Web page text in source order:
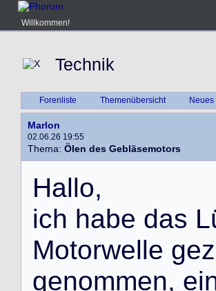
Willkommen!
Technik
Forenliste Themenübersicht Neues
Marlon
02.06.26 19:55
Thema: Ölen des Gebläsemotors
Hallo,
ich habe das L
Motorwelle gez
genommen, ei